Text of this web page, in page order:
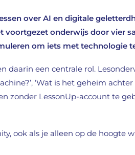
over AI en digitale
voortgezet onderwijs door vier
om iets met technologie
daarin een centrale rol.
‘Wat is het geheim
zonder LessonUp-account te
ook als je alleen op de hoogte